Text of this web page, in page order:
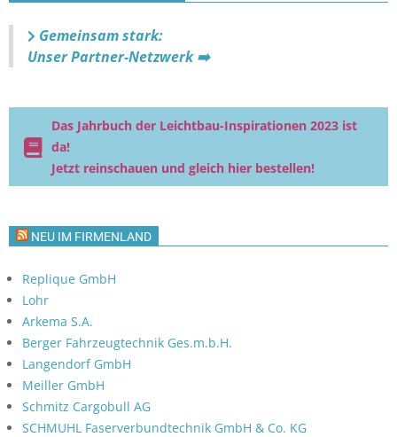
Gemeinsam stark:
Unser Partner-Netzwerk ➡️
Das Jahrbuch der Leichtbau-Inspirationen 2023 ist
da!
Jetzt reinschauen und gleich hier bestellen!
NEU IM FIRMENLAND
Replique GmbH
Lohr
Arkema S.A.
Berger Fahrzeugtechnik Ges.m.b.H.
Langendorf GmbH
Meiller GmbH
Schmitz Cargobull AG
SCHMUHL Faserverbundtechnik GmbH & Co. KG